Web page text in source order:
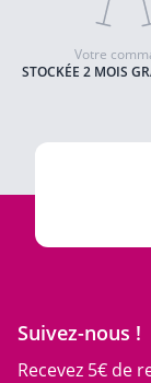
STOCKÉE 2 MOIS
Votre
Suivez-nous !
Recevez 5€ de